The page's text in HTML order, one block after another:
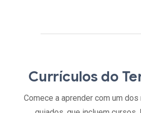
Currículos do
Comece a aprender com um